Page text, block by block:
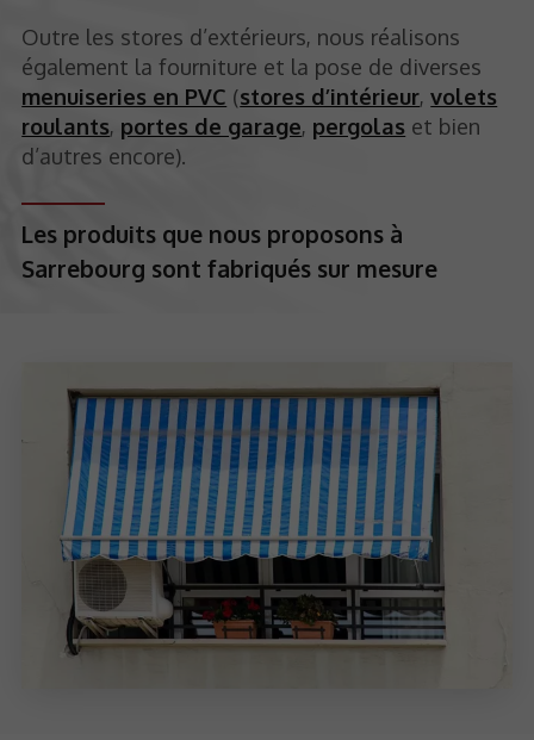
Outre les stores d’extérieurs, nous réalisons
également la fourniture et la pose de diverses
menuiseries en PVC (stores d’intérieur,volets
roulants, portes de garage, pergolas et bien
d’autres encore).
Les produits que nous proposons à
Sarrebourg sont fabriqués sur mesure